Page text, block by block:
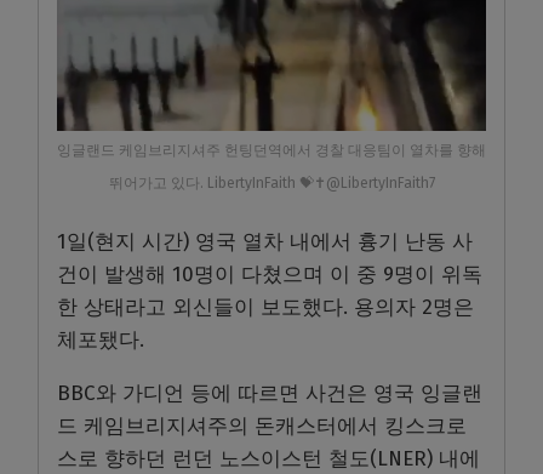
잉글랜드 케임브리지셔주 헌팅던역에서 경찰 대응팀이 열차를 향해
뛰어가고 있다. LibertyInFaith 💝✝️@LibertyInFaith7
1일(현지 시간) 영국 열차 내에서 흉기 난동 사
건이 발생해 10명이 다쳤으며 이 중 9명이 위독
한 상태라고 외신들이 보도했다. 용의자 2명은
체포됐다.
BBC와 가디언 등에 따르면 사건은 영국 잉글랜
드 케임브리지셔주의 돈캐스터에서 킹스크로
스로 향하던 런던 노스이스턴 철도(LNER) 내에